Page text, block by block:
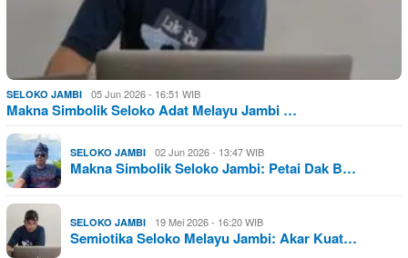
SELOKO JAMBI 05 Jun 2026 - 16:51 WIB
Makna Simbolik Seloko Adat Melayu Jambi …
SELOKO JAMBI 02 Jun 2026 - 13:47 WIB
Makna Simbolik Seloko Jambi: Petai Dak B…
SELOKO JAMBI 19 Mei 2026 - 16:20 WIB
Semiotika Seloko Melayu Jambi: Akar Kuat…